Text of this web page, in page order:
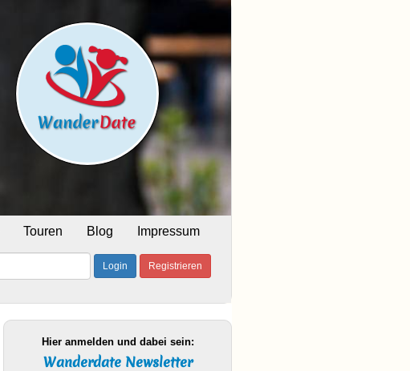
Touren Blog Impressum
Login Registrieren
Hier anmelden und dabei sein:
Wanderdate Newsletter